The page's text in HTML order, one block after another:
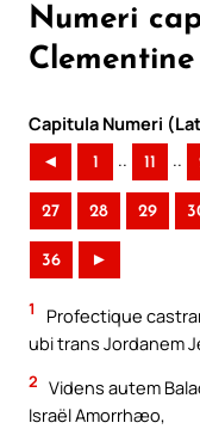
Numeri
Capitula Numeri
◄ 1 .. 11 ..
27 28 29
36 ►
1
Profectique
ubi trans Jordanem
2 Videns autem
Israël Amorrhæo,